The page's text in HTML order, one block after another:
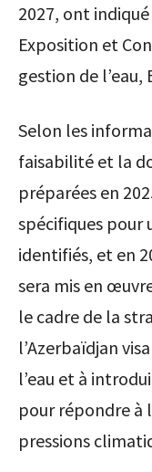
2027, ont
Exposition et
gestion de l’eau,
Selon les
faisabilité et la
préparées en
spécifiques
identifiés, et en
sera mis en
le cadre de la
l’Azerbaïdjan
l’eau et à
pour répondre à
pressions